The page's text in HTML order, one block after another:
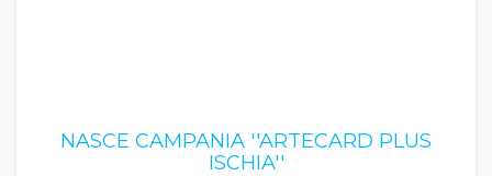
NASCE CAMPANIA ''ARTECARD PLUS
ISCHIA''